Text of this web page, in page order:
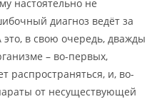
настоятельно не
диагноз ведёт за
в свою очередь, дважды
– во-первых,
распространяться, и, во-
от несуществующей